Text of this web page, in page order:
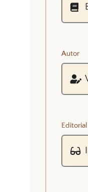
Autor
Editorial